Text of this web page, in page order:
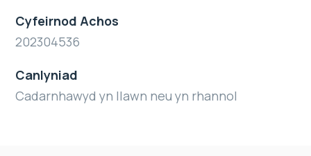
Cyfeirnod Achos
202304536
Canlyniad
Cadarnhawyd yn llawn neu yn rhannol